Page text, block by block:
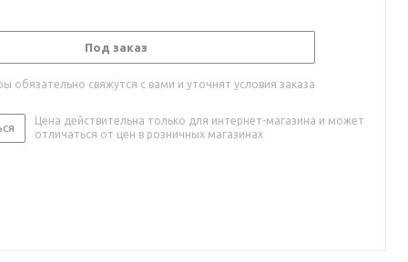
Под заказ
обязательно свяжутся с вами и уточнят условия заказа
Цена действительна только для интернет-магазина и может
отличаться от цен в розничных магазинах